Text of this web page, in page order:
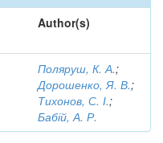
Author(s)
Поляруш, К. А.;
Дорошенко, Я. В.;
Тихонов, С. І.;
Бабій, А. Р.